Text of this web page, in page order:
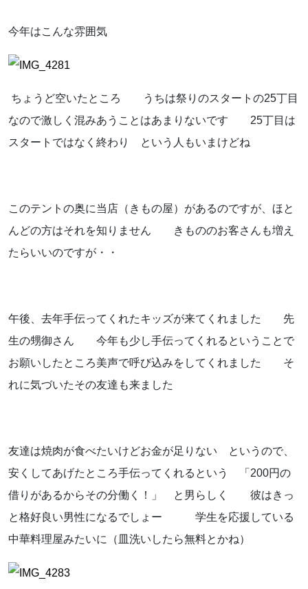
今年はこんな雰囲気
ちょうど空いたところ うちは祭りのスタートの25丁目
なので激しく混みあうことはあまりないです 25丁目は
スタートではなく終わり という人もいまけどね
このテントの奥に当店（きもの屋）があるのですが、ほと
んどの方はそれを知りません きもののお客さんも増え
たらいいのですが・・
午後、去年手伝ってくれたキッズが来てくれました 先
生の甥御さん 今年も少し手伝ってくれるということで
お願いしたところ美声で呼び込みをしてくれました そ
れに気づいたその友達も来ました
友達は焼肉が食べたいけどお金が足りない というので、
安くしてあげたところ手伝ってくれるという 「200円の
借りがあるからその分働く！」 と男らしく 彼はきっ
と格好良い男性になるでしょー 学生を応援している
中華料理屋みたいに（皿洗いしたら無料とかね）